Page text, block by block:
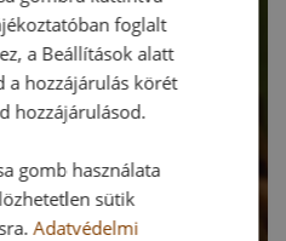
foglalt
a Beállítások alatt
a hozzájárulás körét
hozzájárulásod.
gomb használata
sütik
Adatvédelmi